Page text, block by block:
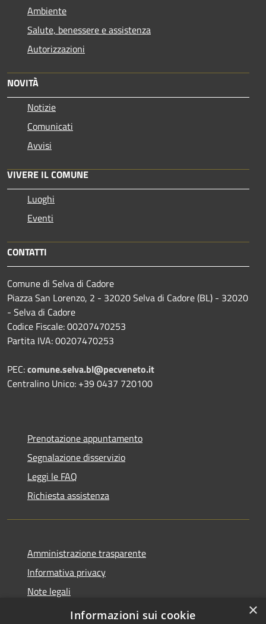
Ambiente
Salute, benessere e assistenza
Autorizzazioni
NOVITÀ
Notizie
Comunicati
Avvisi
VIVERE IL COMUNE
Luoghi
Eventi
CONTATTI
Comune di Selva di Cadore
Piazza San Lorenzo, 2 - 32020 Selva di Cadore (BL) - 32020
- Selva di Cadore
Codice Fiscale: 00207470253
Partita IVA: 00207470253
PEC:comune.selva.bl@pecveneto.it
Centralino Unico: +39 0437 720100
Prenotazione appuntamento
Segnalazione disservizio
Leggi le FAQ
Richiesta assistenza
Amministrazione trasparente
Informativa privacy
Note legali
Dichiarazione di accessibilità
×
Informazioni sui cookie